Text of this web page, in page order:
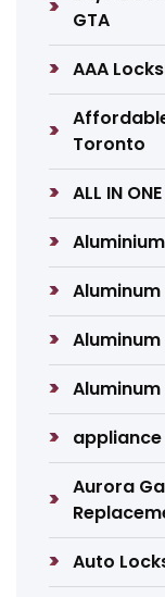
GTA
AAA
Toronto
ALL IN
Aurora
Auto